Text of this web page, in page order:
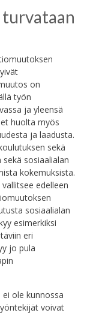
on
työn
ja yleensä
huolta myös
ja laadusta.
sekä
sosiaalialan
kokemuksista.
edelleen
sosiaalialan
esimerkiksi
eri
jo pula
ole kunnossa
voivat